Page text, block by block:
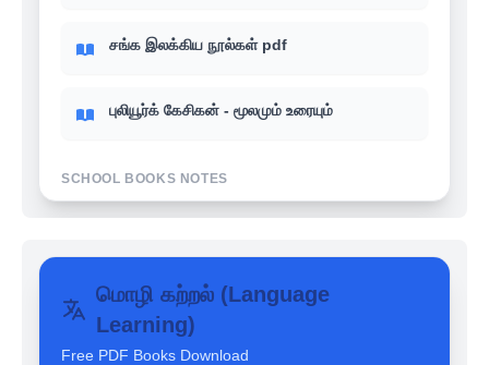
சங்க இலக்கிய நூல்கள் pdf
புலியூர்க் கேசிகன் - மூலமும் உரையும்
SCHOOL BOOKS NOTES
books வரலாறு (History)
உங்களுக்கு தெரியுமா? - 6th-12th School
books பொருளாதாரம் (Economics)
மொழி கற்றல் (Language
Learning)
Free PDF Books Download